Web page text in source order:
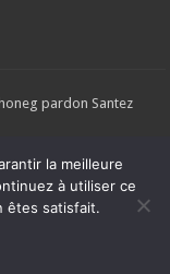
pardon Santez
traduite par une
REVOLUTION DES
la meilleure
à utiliser ce
êtes satisfait.